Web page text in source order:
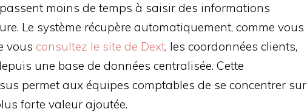
moins de temps à saisir des informations
Le système récupère automatiquement, comme vous
vous consultez le site de Dext, les coordonnées clients,
une base de données centralisée. Cette
permet aux équipes comptables de se concentrer sur
forte valeur ajoutée.